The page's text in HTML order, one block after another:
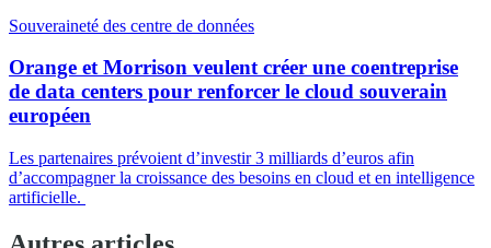
Souveraineté des centre de données
Orange et Morrison veulent créer une coentreprise
de data centers pour renforcer le cloud souverain
européen
Les partenaires prévoient d’investir 3 milliards d’euros afin
d’accompagner la croissance des besoins en cloud et en intelligence
artificielle.